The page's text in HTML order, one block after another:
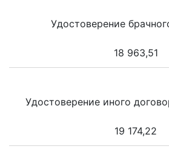
Удостоверение
18 963,51
Удостоверение иного
19 174,22